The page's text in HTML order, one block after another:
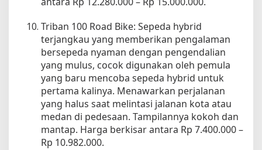
Triban 100 Road Bike: Sepeda hybrid
terjangkau yang memberikan pengalaman
bersepeda nyaman dengan pengendalian
yang mulus, cocok digunakan oleh pemula
yang baru mencoba sepeda hybrid untuk
pertama kalinya. Menawarkan perjalanan
yang halus saat melintasi jalanan kota atau
medan di pedesaan. Tampilannya kokoh dan
mantap. Harga berkisar antara Rp 7.400.000 –
Rp 10.982.000.